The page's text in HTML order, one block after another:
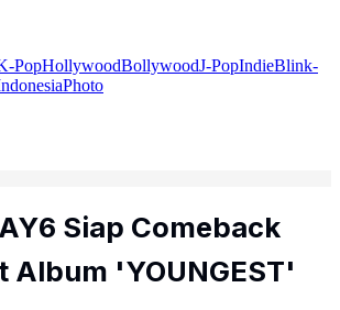
PopHollywoodBollywoodJ-PopIndieBlink-
Photo
Siap Comeback
Album 'YOUNGEST'